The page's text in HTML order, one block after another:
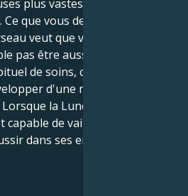
plus vastes dans lesquels
que vous devriez faire, c'est
veut que vous fassiez.
pas être aussi confortable
de soins, cela vous donne
d'une manière que
la Lune est en
capable de vaincre sa peur du
dans ses entreprises.